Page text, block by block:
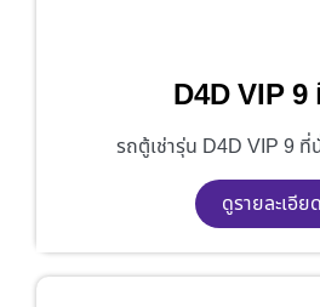
D4D VIP
รถตู้เช่ารุ่น D4D VIP 9 ที่
ดูรายละเอียด